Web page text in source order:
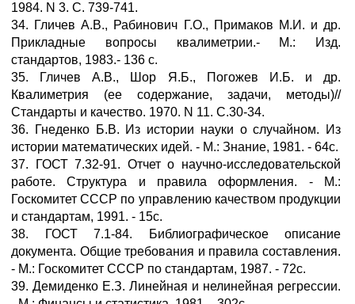
1984. N 3. С. 739-741.
34. Гличев А.В., Рабинович Г.О., Примаков М.И. и др.
Прикладные вопросы квалиметрии.- М.: Изд.
стандартов, 1983.- 136 с.
35. Гличев А.В., Шор Я.Б., Погожев И.Б. и др.
Квалиметрия (ее содержание, задачи, методы)//
Стандарты и качество. 1970. N 11. С.30-34.
36. Гнеденко Б.В. Из истории науки о случайном. Из
истории математических идей. - М.: Знание, 1981. - 64с.
37. ГОСТ 7.32-91. Отчет о научно-исследовательской
работе. Структура и правила оформления. - М.:
Госкомитет СССР по управлению качеством продукции
и стандартам, 1991. - 15с.
38. ГОСТ 7.1-84. Библиографическое описание
документа. Общие требования и правила составления.
- М.: Госкомитет СССР по стандартам, 1987. - 72с.
39. Демиденко Е.З. Линейная и нелинейная регрессии.